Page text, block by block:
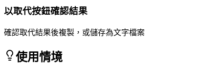
以取代按鈕確認結果
確認取代結果後複製，或儲存為文字檔案
使用情境